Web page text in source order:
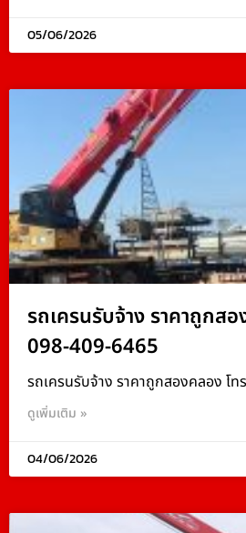
05/06/2026
รถเครนรับจ้าง ราคาถูกสอ
098-409-6465
รถเครนรับจ้าง ราคาถูกสองคลอง โท
ดูเพิ่มเติม »
04/06/2026